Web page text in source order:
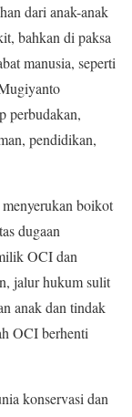
dari anak-anak
bahkan di paksa
manusia, seperti
perbudakan,
pendidikan,
boikot
dugaan
OCI dan
jalur hukum sulit
anak dan tindak
OCI berhenti
konservasi dan